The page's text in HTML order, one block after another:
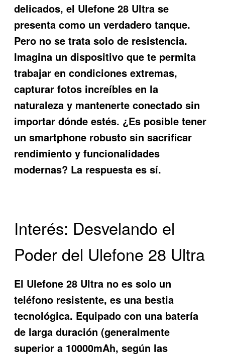
delicados, el Ulefone 28 Ultra se
presenta como un verdadero tanque.
Pero no se trata solo de resistencia.
Imagina un dispositivo que te permita
trabajar en condiciones extremas,
capturar fotos increíbles en la
naturaleza y mantenerte conectado sin
importar dónde estés. ¿Es posible tener
un smartphone robusto sin sacrificar
rendimiento y funcionalidades
modernas? La respuesta es sí.
Interés: Desvelando el
Poder del Ulefone 28 Ultra
El Ulefone 28 Ultra no es solo un
teléfono resistente, es una bestia
tecnológica. Equipado con una batería
de larga duración (generalmente
superior a 10000mAh, según las